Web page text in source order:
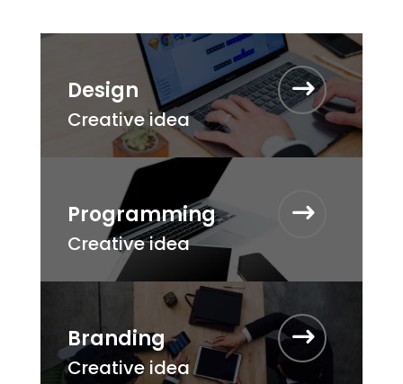
Design
Creative idea
Programming
Creative idea
Branding
Creative idea